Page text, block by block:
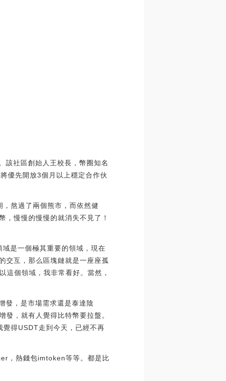
該社區創始人王校長，幣圈知名
優先開放3個月以上穩定合作伙
熬過了兩個熊市，而依然健
，慢慢的慢慢的就消失不見了！
是一個極其重要的領域，現在
交互，那么區塊鏈就是一座座孤
這個領域，我非常看好。當然，
發，是市場需求還是泰達陰
，就有人覺得比特幣要拉盤。
得USDT走到今天，已經不再
，熱錢包imtoken等等。都是比